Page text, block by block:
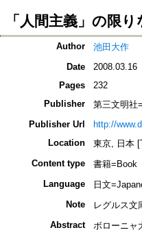
「人間主義」の限
Author
池田大作
Date
2008.03.16
Pages
232
Publisher
第三文明社
Publisher Url
http://
Location
東京, 日本
Content type
書籍=Book
Language
日文
Note
レグルス文
Abstract
ボローニャ